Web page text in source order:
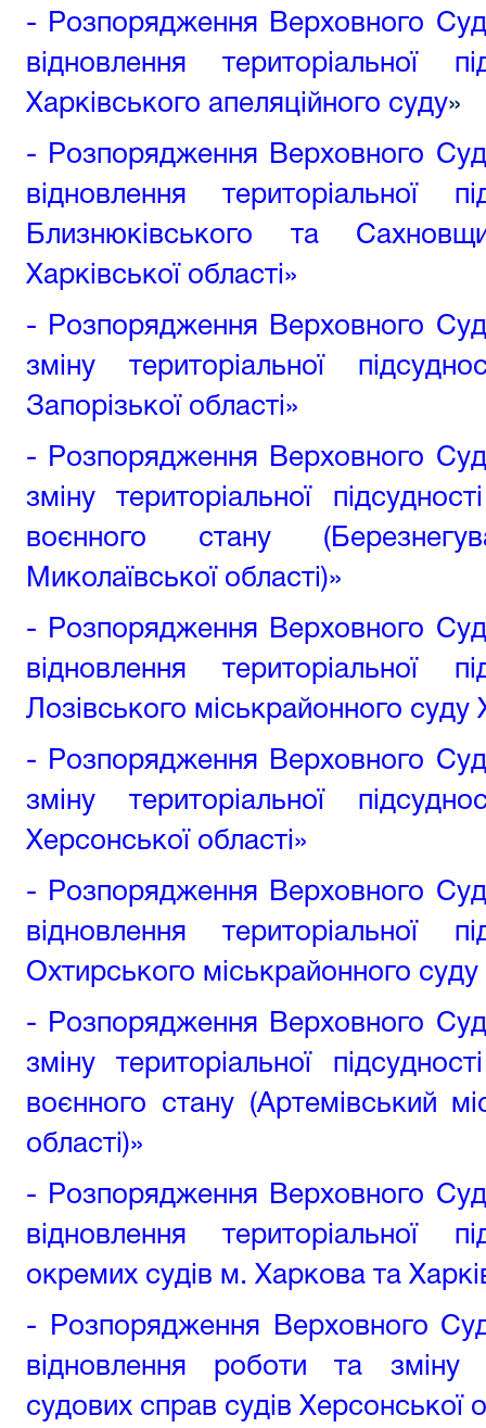
- Розпорядження Верховного
відновлення територіальної
Харківського апеляційного суду»
- Розпорядження Верховного
відновлення територіальної
Близнюківського та
Харківської області»
- Розпорядження Верховного
зміну територіальної
Запорізької області»
- Розпорядження Верховного
зміну територіальної
воєнного стану
Миколаївської області)»
- Розпорядження Верховного
відновлення територіальної
Лозівського міськрайонного суду
- Розпорядження Верховного
зміну територіальної
Херсонської області»
- Розпорядження Верховного
відновлення територіальної
Охтирського міськрайонного суду
- Розпорядження Верховного
зміну територіальної
воєнного стану (Артемівський
області)»
- Розпорядження Верховного
відновлення територіальної
окремих судів м. Харкова та
- Розпорядження Верховного
відновлення роботи та зміну
судових справ судів Херсонської